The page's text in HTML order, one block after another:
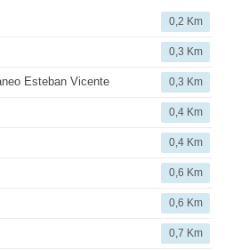
0,2 Km
0,3 Km
Esteban Vicente 0,3 Km
0,4 Km
0,4 Km
0,6 Km
0,6 Km
0,7 Km